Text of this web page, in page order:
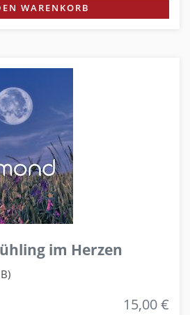
WARENKORB
im Herzen
15,00 €